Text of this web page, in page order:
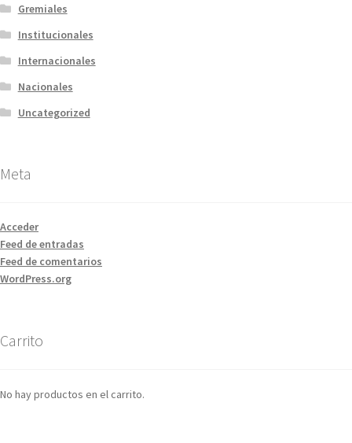
Gremiales
Institucionales
Internacionales
Nacionales
Uncategorized
Meta
Acceder
Feed de entradas
Feed de comentarios
WordPress.org
Carrito
No hay productos en el carrito.